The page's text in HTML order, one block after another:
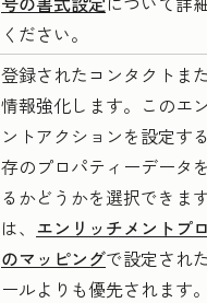
ください。
登録されたコンタクトま
情報強化します。このエ
ントアクションを設定す
存のプロパティーデータ
るかどうかを選択できま
は、 エンリッチメントプ
のマッピングで設定され
ールよりも優先されます。